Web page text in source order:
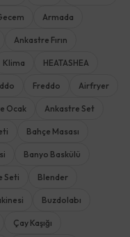
Armada
Ankastre Fırın
Klima HEATASHEA
Freddo Airfryer
Ocak Ankastre Set
Bahçe Masası
Banyo Baskülü
Seti Blender
Buzdolabı
Çay Kaşığı